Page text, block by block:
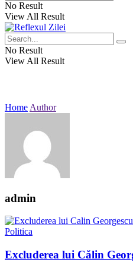
No Result
View All Result
No Result
View All Result
Home Author
admin
Politica
Excluderea lui Călin